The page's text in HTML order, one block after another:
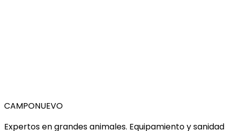
CAMPONUEVO
Expertos en grandes animales. Equipamiento y sanidad